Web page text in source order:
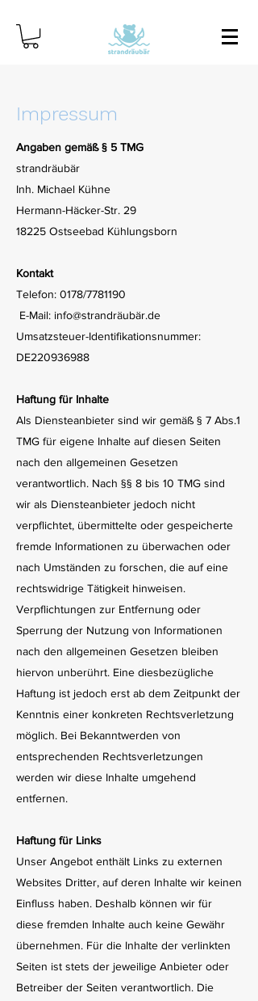
Impressum
Angaben gemäß § 5 TMG
strandräubär
Inh. Michael Kühne
Hermann-Häcker-Str. 29
18225 Ostseebad Kühlungsborn
Kontakt
Telefon: 0178/7781190
E-Mail: info@strandräubär.de
Umsatzsteuer-Identifikationsnummer:
DE220936988
Haftung für Inhalte
Als Diensteanbieter sind wir gemäß § 7 Abs.1
TMG für eigene Inhalte auf diesen Seiten
nach den allgemeinen Gesetzen
verantwortlich. Nach §§ 8 bis 10 TMG sind
wir als Diensteanbieter jedoch nicht
verpflichtet, übermittelte oder gespeicherte
fremde Informationen zu überwachen oder
nach Umständen zu forschen, die auf eine
rechtswidrige Tätigkeit hinweisen.
Verpflichtungen zur Entfernung oder
Sperrung der Nutzung von Informationen
nach den allgemeinen Gesetzen bleiben
hiervon unberührt. Eine diesbezügliche
Haftung ist jedoch erst ab dem Zeitpunkt der
Kenntnis einer konkreten Rechtsverletzung
möglich. Bei Bekanntwerden von
entsprechenden Rechtsverletzungen
werden wir diese Inhalte umgehend
entfernen.
Haftung für Links
Unser Angebot enthält Links zu externen
Websites Dritter, auf deren Inhalte wir keinen
Einfluss haben. Deshalb können wir für
diese fremden Inhalte auch keine Gewähr
übernehmen. Für die Inhalte der verlinkten
Seiten ist stets der jeweilige Anbieter oder
Betreiber der Seiten verantwortlich. Die